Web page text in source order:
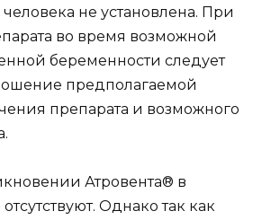
не установлена. При
во время возможной
беременности следует
предполагаемой
препарата и возможного
Атровента® в
Однако так как